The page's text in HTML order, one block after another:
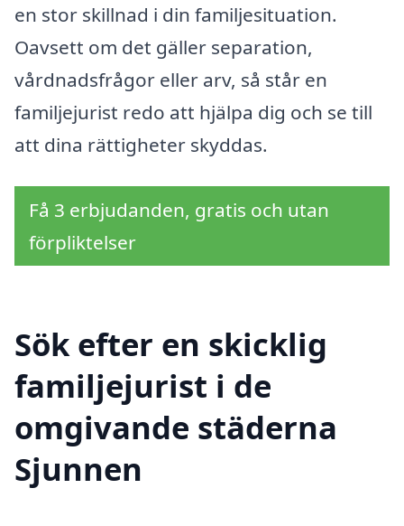
en stor skillnad i din familjesituation.
Oavsett om det gäller separation,
vårdnadsfrågor eller arv, så står en
familjejurist redo att hjälpa dig och se till
att dina rättigheter skyddas.
Få 3 erbjudanden, gratis och utan
förpliktelser
Sök efter en skicklig
familjejurist i de
omgivande städerna
Sjunnen